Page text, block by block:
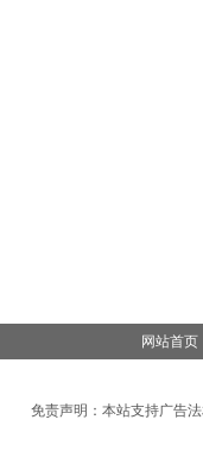
网站首页
免责声明：本站支持广告